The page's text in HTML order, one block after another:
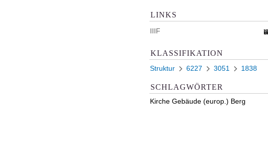
LINKS
IIIF
KLASSIFIKATION
Struktur 6227 3051 1838
SCHLAGWÖRTER
Kirche Gebäude (europ.) Berg